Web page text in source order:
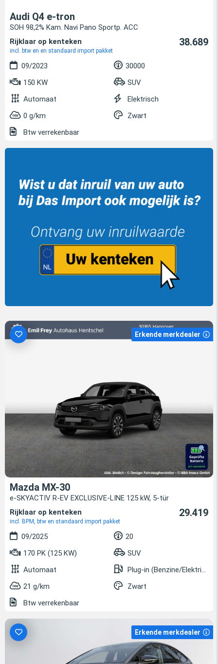
Audi Q4 e-tron
SOH 98,2% Kam. Navi Pano Sportp. ACC
Rijklaar op kenteken
incl. btw en en standaard import pakket
38.689
09/2023
30000
150 KW
SUV
Automaat
Elektrisch
0 g/km
Zwart
Btw verrekenbaar
Erkende merkdealer
Mazda MX-30
e-SKYACTIV R-EV EXCLUSIVE-LINE 125 kW, 5-tür
Rijklaar op kenteken
incl. BPM, btw en standaard import pakket
29.419
09/2025
20
170 PK (125 KW)
SUV
Automaat
Plug-in (Benzine/Elektrisch)
21 g/km
Zwart
Btw verrekenbaar
Erkende merkdealer